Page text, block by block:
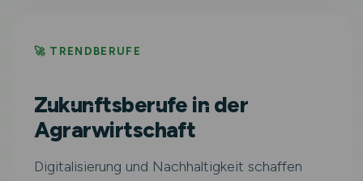
🚀 TRENDBERUFE
Zukunftsberufe in der
Agrarwirtschaft
Digitalisierung und Nachhaltigkeit schaffen